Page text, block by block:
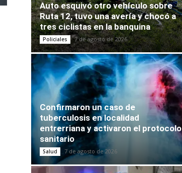
Auto esquivó otro vehículo sobre
Ruta 12, tuvo una avería y chocó a
tres ciclistas en la banquina
Policiales 7 de agosto de 2026
Confirmaron un caso de
tuberculosis en localidad
entrerriana y activaron el protocolo
sanitario
Salud 7 de agosto de 2026